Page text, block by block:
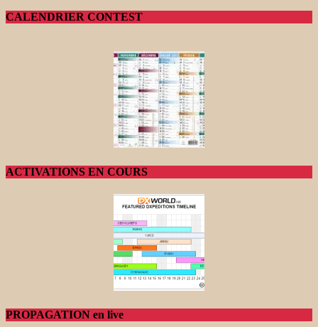
CALENDRIER CONTEST
ACTIVATIONS EN COURS
PROPAGATION en live